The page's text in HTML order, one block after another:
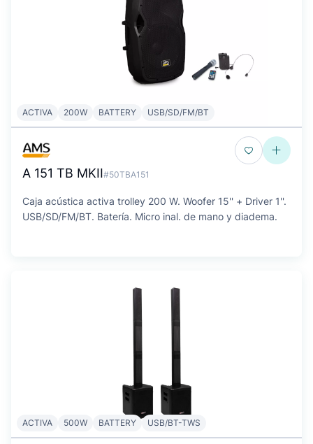
ACTIVA 200W BATTERY USB/SD/FM/BT
A 151 TB MKII#50TBA151
Caja acústica activa trolley 200 W. Woofer 15'' + Driver 1''.
USB/SD/FM/BT. Batería. Micro inal. de mano y diadema.
ACTIVA 500W BATTERY USB/BT-TWS